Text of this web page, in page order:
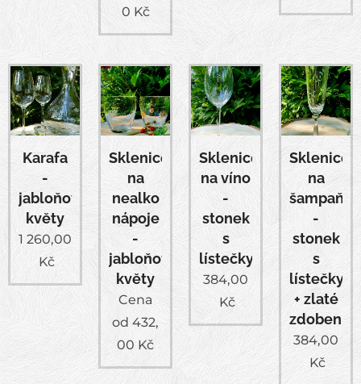
0 Kč
Karafa
-
jabloňové
květy
1 260,00
Kč
Sklenice
na
nealko
nápoje
-
jabloňové
květy
Cena
od 432,
00 Kč
Sklenice
na víno
-
stonek
s
lístečky
384,00
Kč
Sklenice
na
-
stonek
s
lístečky
+ zlaté
zdobení
384,00
Kč